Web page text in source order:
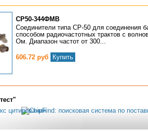
СР50-344ФМВ
Соединители типа СР-50 для соединения
способом радиочастотных трактов с
Ом. Диапазон частот от 300...
606.72 руб Купить